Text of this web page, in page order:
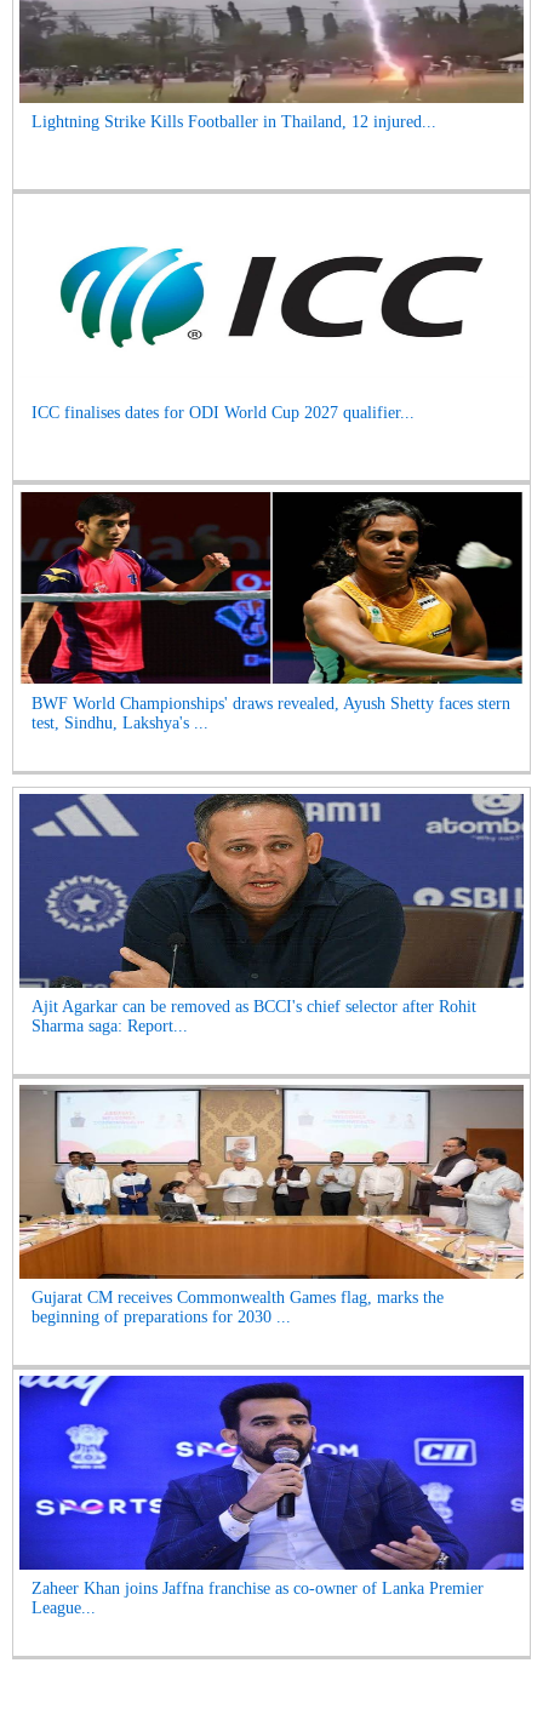
Lightning Strike Kills Footballer in Thailand, 12 injured...
ICC finalises dates for ODI World Cup 2027 qualifier...
BWF World Championships' draws revealed, Ayush Shetty faces stern
test, Sindhu, Lakshya's ...
Ajit Agarkar can be removed as BCCI's chief selector after Rohit
Sharma saga: Report...
Gujarat CM receives Commonwealth Games flag, marks the
beginning of preparations for 2030 ...
Zaheer Khan joins Jaffna franchise as co-owner of Lanka Premier
League...